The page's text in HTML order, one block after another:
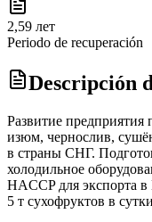
2,59 лет
Periodo de recuperación
Descripción
Развитие предприятия
изюм, чернослив,
в страны СНГ.
холодильное
HACCP для экспорта
5 т сухофруктов в